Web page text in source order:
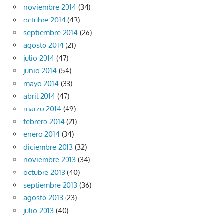
noviembre 2014 (34)
octubre 2014 (43)
septiembre 2014 (26)
agosto 2014 (21)
julio 2014 (47)
junio 2014 (54)
mayo 2014 (33)
abril 2014 (47)
marzo 2014 (49)
febrero 2014 (21)
enero 2014 (34)
diciembre 2013 (32)
noviembre 2013 (34)
octubre 2013 (40)
septiembre 2013 (36)
agosto 2013 (23)
julio 2013 (40)